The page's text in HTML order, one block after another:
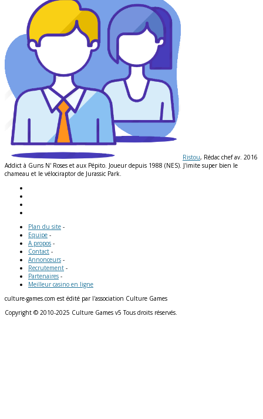
Ristou, Rédac chef av. 2016
Addict à Guns N' Roses et aux Pépito. Joueur depuis 1988 (NES). J'imite super bien le
chameau et le vélociraptor de Jurassic Park.
Plan du site -
Equipe -
A propos -
Contact -
Annonceurs -
Recrutement -
Partenaires -
Meilleur casino en ligne
culture-games.com est édité par l'association Culture Games
Copyright © 2010-2025 Culture Games v5 Tous droits réservés.